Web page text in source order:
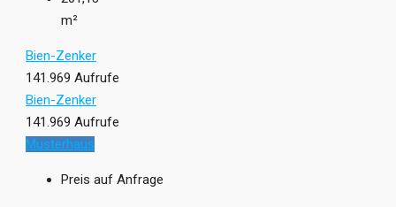
m²
Bien-Zenker
141.969 Aufrufe
Bien-Zenker
141.969 Aufrufe
Musterhaus
Preis auf Anfrage